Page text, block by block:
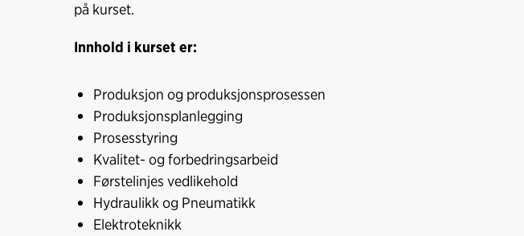
på kurset.
Innhold i kurset er:
Produksjon og produksjonsprosessen
Produksjonsplanlegging
Prosesstyring
Kvalitet- og forbedringsarbeid
Førstelinjes vedlikehold
Hydraulikk og Pneumatikk
Elektroteknikk